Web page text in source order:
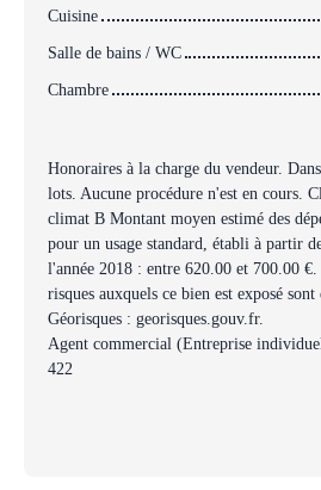
Cuisine
Salle de bains / WC
Chambre
Honoraires à la charge du vendeur.
lots. Aucune procédure n'est en cours.
climat B Montant moyen estimé des
pour un usage standard, établi à partir
l'année 2018 : entre 620.00 et 700.00
risques auxquels ce bien est exposé
Géorisques : georisques.gouv.fr.
Agent commercial (Entreprise
422